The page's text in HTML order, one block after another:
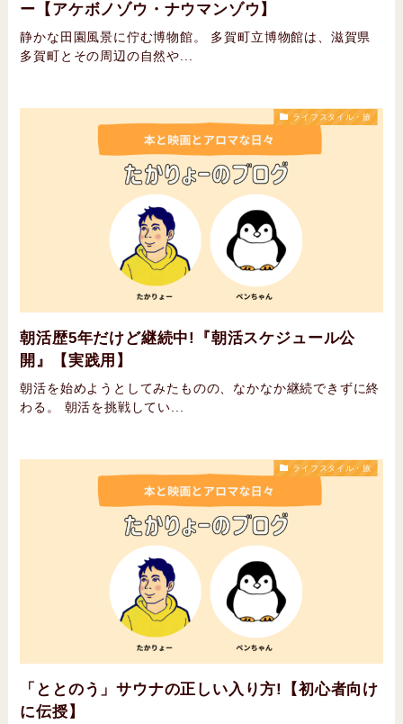
ー【アケボノゾウ・ナウマンゾウ】
静かな田園風景に佇む博物館。 多賀町立博物館は、滋賀県
多賀町とその周辺の自然や...
ライフスタイル・旅
朝活歴5年だけど継続中!『朝活スケジュール公
開』【実践用】
朝活を始めようとしてみたものの、なかなか継続できずに終
わる。 朝活を挑戦してい...
ライフスタイル・旅
「ととのう」サウナの正しい入り方!【初心者向け
に伝授】